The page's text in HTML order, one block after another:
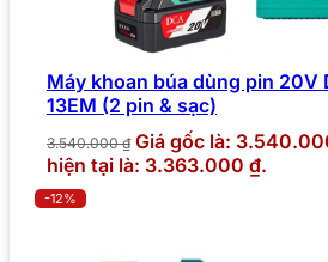
Máy khoan búa dùng pin 20V
13EM (2 pin & sạc)
3.540.000₫ Giá gốc là:
hiện tại là: 3.363.000 ₫.
-12%